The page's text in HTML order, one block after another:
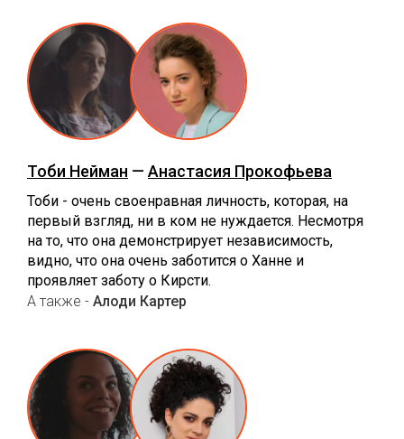
Тоби Нейман — Анастасия Прокофьева
Тоби - очень своенравная личность, которая, на
первый взгляд, ни в ком не нуждается. Несмотря
на то, что она демонстрирует независимость,
видно, что она очень заботится о Ханне и
проявляет заботу о Кирсти.
А также - Алоди Картер